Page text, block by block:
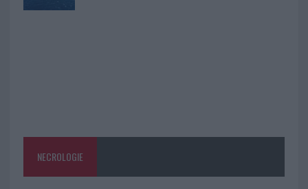
NECROLOGIE